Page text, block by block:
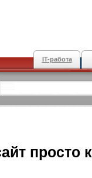
IT-работа
просто